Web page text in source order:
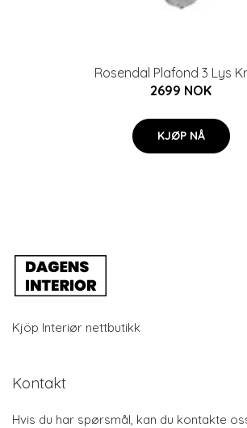
Rosendal Plafond 3 Lys
2699 NOK
KJØP NÅ
Kjöp Interiør nettbutikk
Kontakt
Hvis du har spørsmål, kan du kontakte